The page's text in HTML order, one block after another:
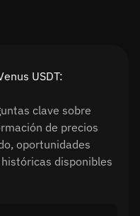
USDT:
clave sobre
de precios
oportunidades
disponibles